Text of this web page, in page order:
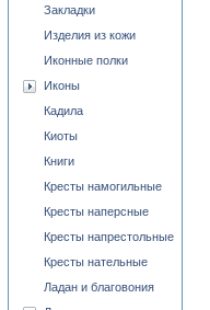
Закладки
Изделия из кожи
Иконные полки
Иконы
Кадила
Киоты
Книги
Кресты намогильные
Кресты наперсные
Кресты напрестольные
Кресты нательные
Ладан и благовония